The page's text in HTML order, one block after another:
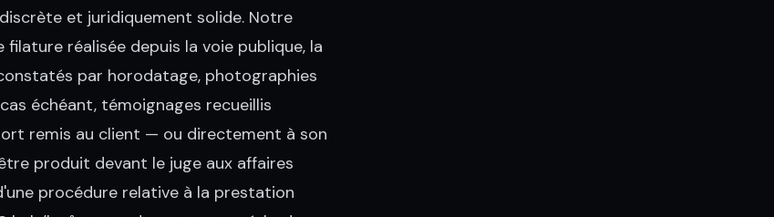
et juridiquement solide. Notre
réalisée depuis la voie publique, la
par horodatage, photographies
échéant, témoignages recueillis
remis au client — ou directement à son
produit devant le juge aux affaires
procédure relative à la prestation